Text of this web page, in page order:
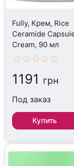
Fully, Крем, Rice
Ceramide
Cream, 90 мл
1191 грн
Под заказ
Купить